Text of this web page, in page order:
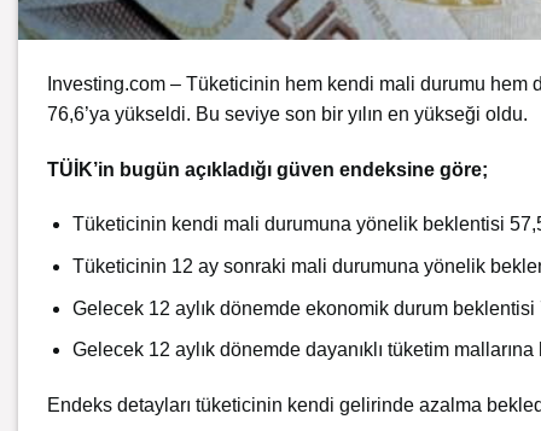
Investing.com – Tüketicinin hem kendi mali durumu hem
76,6’ya yükseldi. Bu seviye son bir yılın en yükseği oldu.
TÜİK’in bugün açıkladığı güven endeksine göre;
Tüketicinin kendi mali durumuna yönelik beklentisi
Tüketicinin 12 ay sonraki mali durumuna yönelik
Gelecek 12 aylık dönemde ekonomik durum beklentisi
Gelecek 12 aylık dönemde dayanıklı tüketim
Endeks detayları tüketicinin kendi gelirinde azalma